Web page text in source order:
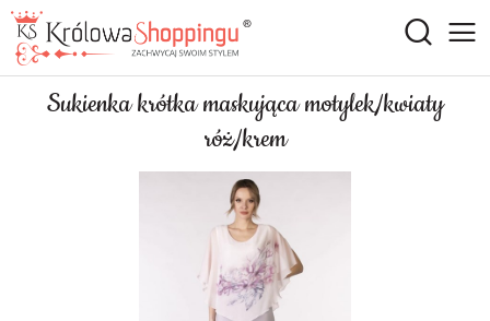
Sukienka krótka maskująca motylek/kwiaty
róż/krem